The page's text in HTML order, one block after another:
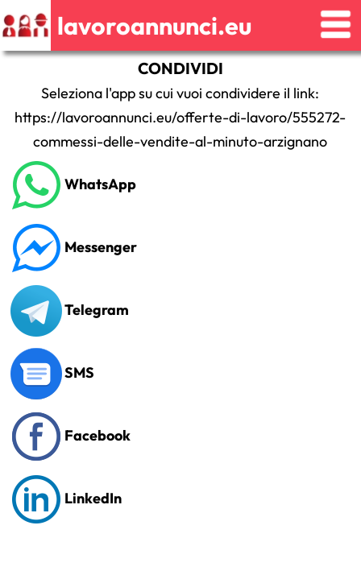
lavoroannunci.eu
CONDIVIDI
Seleziona l'app su cui vuoi condividere il link:
https://lavoroannunci.eu/offerte-di-lavoro/555272-
commessi-delle-vendite-al-minuto-arzignano
WhatsApp
Messenger
Telegram
SMS
Facebook
LinkedIn